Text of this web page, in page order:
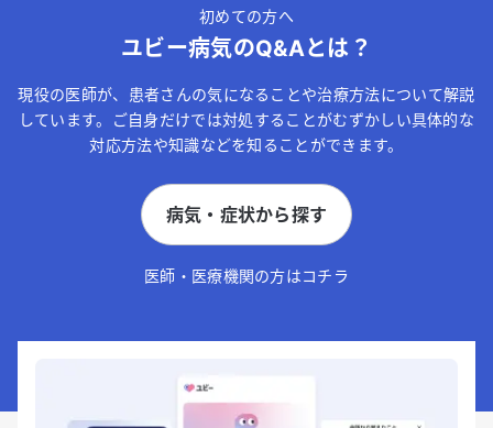
初めての方へ
ユビー病気のQ&Aとは？
現役の医師が、患者さんの気になることや治療方法について解説
しています。ご自身だけでは対処することがむずかしい具体的な
対応方法や知識などを知ることができます。
病気・症状から探す
医師・医療機関の方はコチラ